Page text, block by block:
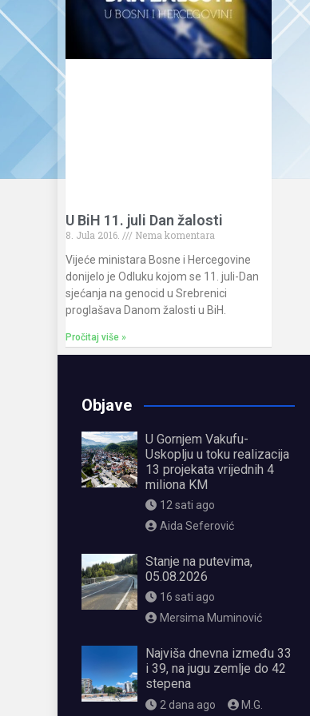
U BiH 11. juli Dan žalosti
8. Jula 2016.
Nema komentara
Vijeće ministara Bosne i Hercegovine
donijelo je Odluku kojom se 11. juli-Dan
sjećanja na genocid u Srebrenici
proglašava Danom žalosti u BiH.
Pročitaj više »
Objave
U Gornjem Vakufu-
Uskoplju u toku realizacija
13 projekata vrijednih 4
miliona KM
12 sati ago
Aida Seferović
Stanje na putevima,
05.08.2026
16 sati ago
Mersima Muminović
Najviša dnevna između 33
i 39, na jugu zemlje do 42
stepena
2 dana ago M.G.